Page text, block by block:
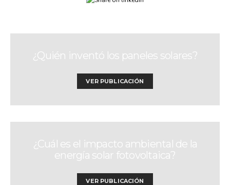
¿Quién inventó los paneles solares?
VER PUBLICACIÓN
¿Cuál es el impacto ambiental de la
energía solar fotovoltaica?
VER PUBLICACIÓN